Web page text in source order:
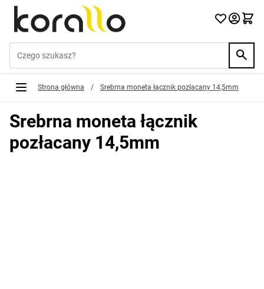
Przejdź do treści
Strona główna / Srebrna moneta łącznik pozłacany 14,5mm
Srebrna moneta łącznik
pozłacany 14,5mm